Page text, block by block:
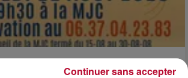
Continuer sans accepter